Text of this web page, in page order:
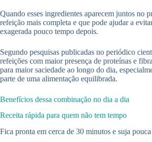
Quando esses ingredientes aparecem juntos no
refeição mais completa e que pode ajudar a
exagerada pouco tempo depois.
Segundo pesquisas publicadas no periódico
refeições com maior presença de proteínas e
para maior saciedade ao longo do dia,
parte de uma alimentação equilibrada.
Benefícios dessa combinação no dia a dia
Receita rápida para quem não tem tempo
Fica pronta em cerca de 30 minutos e suja